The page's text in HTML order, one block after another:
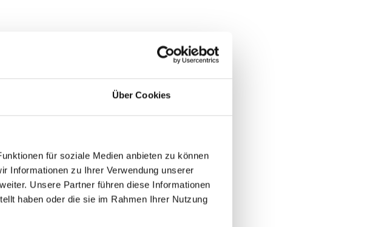
Über Cookies
für soziale Medien anbieten zu können
Informationen zu Ihrer Verwendung unserer
Unsere Partner führen diese Informationen
haben oder die sie im Rahmen Ihrer Nutzung